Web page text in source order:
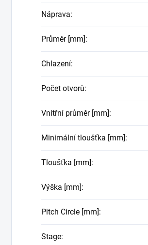
Náprava:
Průměr [mm]:
Chlazení:
Počet otvorů:
Vnitřní průměr [mm]:
Minimální tloušťka [mm]:
Tloušťka [mm]:
Výška [mm]:
Pitch Circle [mm]:
Stage: